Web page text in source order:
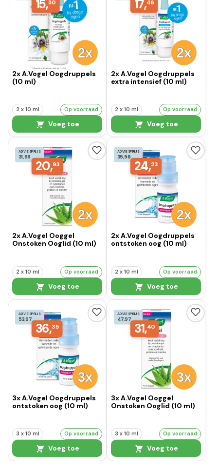
15,50
2x A.Vogel Oogdruppels
(10 ml)
2 x 10 ml Op voorraad
Voeg toe
17,46
2x A.Vogel Oogdruppels
extra intensief (10 ml)
2 x 10 ml Op voorraad
Voeg toe
ADVIESPRIJS
31,98
20,93
2x A.Vogel Ooggel
Onstoken Ooglid (10 ml)
2 x 10 ml Op voorraad
Voeg toe
ADVIESPRIJS
35,98
24,23
2x A.Vogel Oogdruppels
ontstoken oog (10 ml)
2 x 10 ml Op voorraad
Voeg toe
ADVIESPRIJS
53,97
36,35
3x A.Vogel Oogdruppels
ontstoken oog (10 ml)
3 x 10 ml Op voorraad
Voeg toe
ADVIESPRIJS
47,97
31,40
3x A.Vogel Ooggel
Onstoken Ooglid (10 ml)
3 x 10 ml Op voorraad
Voeg toe